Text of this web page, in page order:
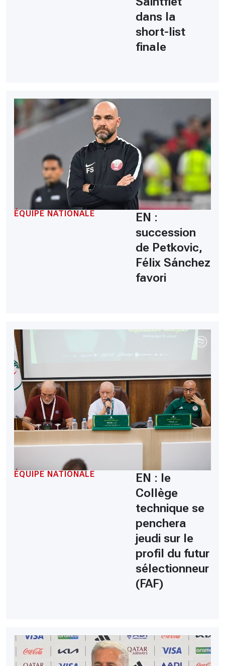
dans la
short-list
finale
ÉQUIPE NATIONALE
EN :
succession
de Petkovic,
Félix Sánchez
favori
ÉQUIPE NATIONALE
EN : le
Collège
technique se
penchera
jeudi sur le
profil du futur
sélectionneur
(FAF)